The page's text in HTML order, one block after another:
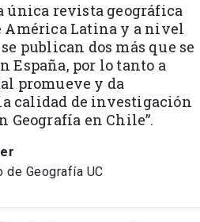
única revista geográfica
América Latina y a nivel
publican dos más que se
España, por lo tanto a
promueve y da
calidad de investigación
Geografía en Chile”.
Geografía UC